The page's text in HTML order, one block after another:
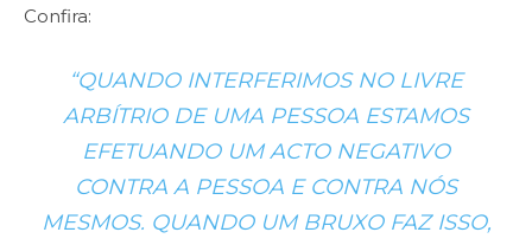
Confira:
“QUANDO INTERFERIMOS NO LIVRE
ARBÍTRIO DE UMA PESSOA ESTAMOS
EFETUANDO UM ACTO NEGATIVO
CONTRA A PESSOA E CONTRA NÓS
MESMOS. QUANDO UM BRUXO FAZ ISSO,